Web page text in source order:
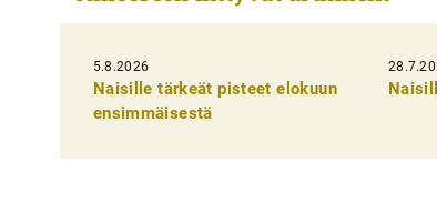
k
e
5.8.2026
Naisille tärkeät pisteet elokuun
ensimmäisestä